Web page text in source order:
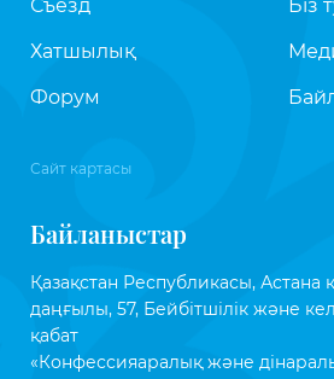
Съезд
Хатшылық
Форум
Біз
Сайт картасы
Байланыстар
Қазақстан Республикасы, Астана
даңғылы, 57, Бейбітшілік және
қабат
«Конфессияаралық және